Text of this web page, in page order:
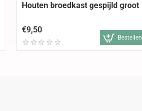
Houten broedkast gespijld groot
€9,50
Bestellen